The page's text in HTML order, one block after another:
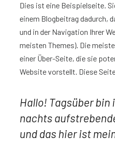
Dies ist eine Beispielseite.
einem Blogbeitrag dadurch,
und in der Navigation Ihrer
meisten Themes). Die
einer Über-Seite, die sie
Website vorstellt. Diese
Hallo! Tagsüber
nachts
und das hier ist